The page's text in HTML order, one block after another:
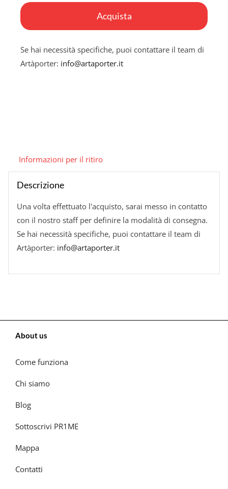
quadro
malsano
Acquista
Se hai necessità specifiche, puoi contattare il team di
Artàporter: info@artaporter.it
Informazioni per il ritiro
Descrizione
Una volta effettuato l'acquisto, sarai messo in contatto
con il nostro staff per definire la modalità di consegna.
Se hai necessità specifiche, puoi contattare il team di
Artàporter: info@artaporter.it
About us
Come funziona
Chi siamo
Blog
Sottoscrivi PR1ME
Mappa
Contatti